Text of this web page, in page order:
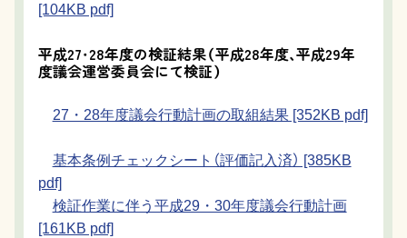
[104KB pdf]
平成27・28年度の検証結果（平成28年度、平成29年
度議会運営委員会にて検証）
27・28年度議会行動計画の取組結果 [352KB pdf]
基本条例チェックシート（評価記入済） [385KB
pdf]
検証作業に伴う平成29・30年度議会行動計画
[161KB pdf]